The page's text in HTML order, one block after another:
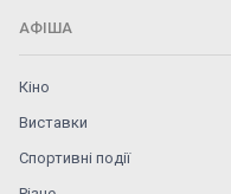
АФІША
Кіно
Виставки
Спортивні події